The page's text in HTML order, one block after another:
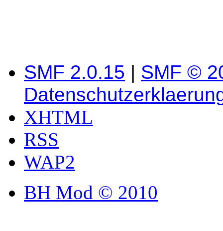
SMF 2.0.15 | SMF ©
XHTML
RSS
WAP2
BH Mod © 2010